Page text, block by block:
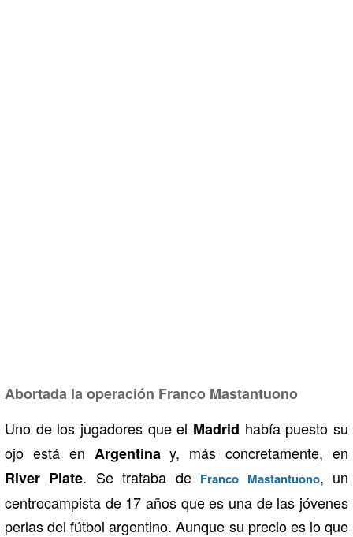
Abortada la operación Franco Mastantuono
Uno de los jugadores que el Madrid había puesto su
ojo está en Argentina y, más concretamente, en
River Plate. Se trataba de Franco Mastantuono, un
centrocampista de 17 años que es una de las jóvenes
perlas del fútbol argentino. Aunque su precio es lo que